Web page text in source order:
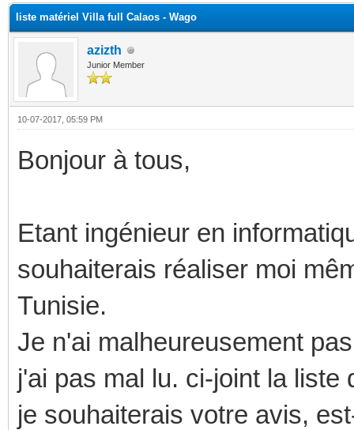
liste matériel Villa full Calaos - Wago
azizth
Junior Member
10-07-2017, 05:59 PM
Bonjour à tous,
Etant ingénieur en
souhaiterais réaliser moi
Tunisie.
Je n'ai malheureusement
j'ai pas mal lu. ci-joint la
je souhaiterais votre avis,